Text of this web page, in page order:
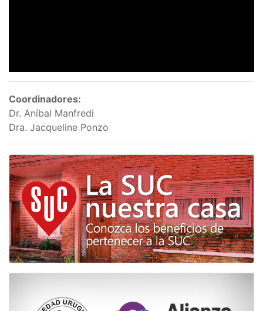
Coordinadores:
Dr. Aníbal Manfredi
Dra. Jacqueline Ponzo